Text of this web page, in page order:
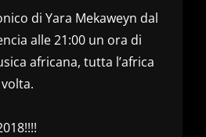
di Yara Mekaweyn dal
alle 21:00 un ora di
africana, tutta l’africa